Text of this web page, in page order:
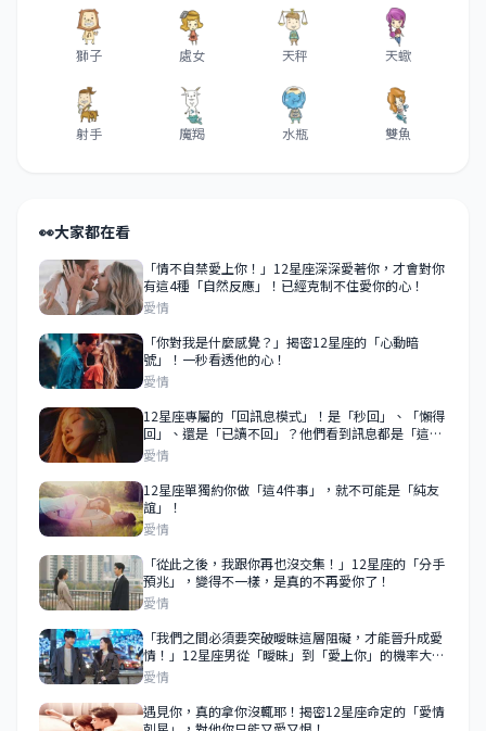
獅子 處女 天秤 天蠍
射手 魔羯 水瓶 雙魚
👀大家都在看
「情不自禁愛上你！」12星座深深愛著你，才會對你
有這4種「自然反應」！已經克制不住愛你的心！
愛情
「你對我是什麼感覺？」揭密12星座的「心動暗
號」！一秒看透他的心！
愛情
12星座專屬的「回訊息模式」！是「秒回」、「懶得
回」、還是「已讀不回」？他們看到訊息都是「這樣
做」！
愛情
12星座單獨約你做「這4件事」，就不可能是「純友
誼」！
愛情
「從此之後，我跟你再也沒交集！」12星座的「分手
預兆」，變得不一樣，是真的不再愛你了！
愛情
「我們之間必須要突破曖昧這層阻礙，才能晉升成愛
情！」12星座男從「曖昧」到「愛上你」的機率大公
開！這樣的機率就是愛上你的主要關鍵！
愛情
遇見你，真的拿你沒輒耶！揭密12星座命定的「愛情